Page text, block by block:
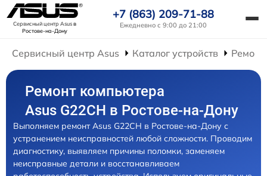
Сервисный центр Asusв
Ростове-на-Дону
+7 (863) 209-71-88
Ежедневно с 9:00 до 21:00
Сервисный центр Asus Каталог устройств
Ремонт компьютера
Asus G22CH в Ростове-на-Дону
Выполняем ремонт Asus G22CH в Ростове-на-Дону с
устранением неисправностей любой сложности. Проводим
диагностику, выявляем причины поломки, заменяем
неисправные детали и восстанавливаем